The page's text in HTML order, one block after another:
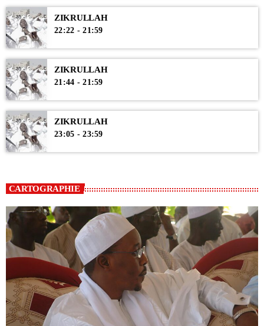
ZIKRULLAH
22:22 - 21:59
ZIKRULLAH
21:44 - 21:59
ZIKRULLAH
23:05 - 23:59
CARTOGRAPHIE